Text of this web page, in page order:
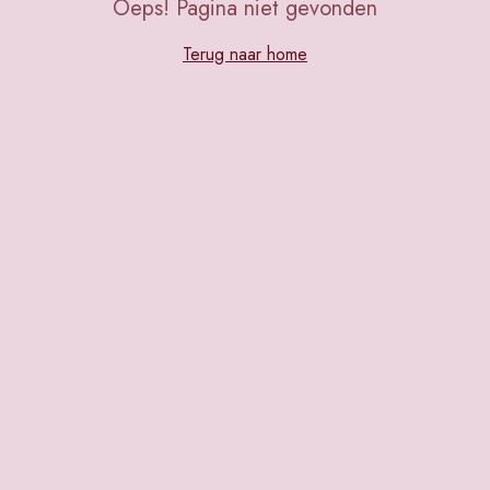
Oeps! Pagina niet gevonden
Terug naar home